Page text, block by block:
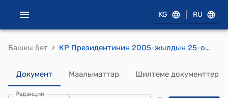
KG RU
Башкы бет › КР Президентинин 2005-жылдын 25-октябрындагы ПЖ № 491 "Автомобиль транспортунун жана жол чарбасынын кызматкерлерин мамлекеттик сыйлыктар менен сыйлоо жөнүндө" Жарлыгы
Документ Маалыматтар Шилтеме документтер
Редакция